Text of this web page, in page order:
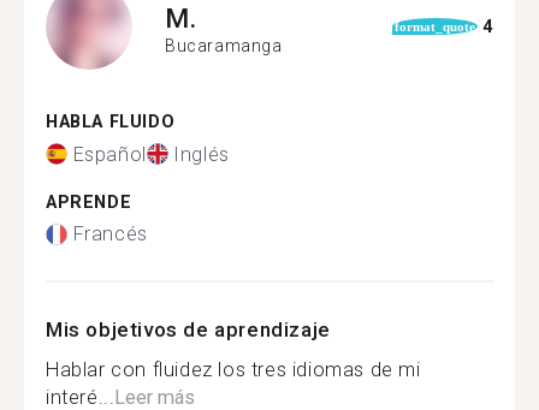
M.
Bucaramanga
format_quote 4
HABLA FLUIDO
Español Inglés
APRENDE
Francés
Mis objetivos de aprendizaje
Hablar con fluidez los tres idiomas de mi
interé...Leer más